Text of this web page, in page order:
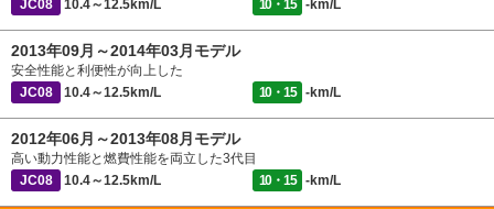
JC08
10.4～12.5km/L 10・15 -km/L
2013年09月～2014年03月モデル
安全性能と利便性が向上した
JC08
10.4～12.5km/L 10・15 -km/L
2012年06月～2013年08月モデル
高い動力性能と燃費性能を両立した3代目
JC08
10.4～12.5km/L 10・15 -km/L